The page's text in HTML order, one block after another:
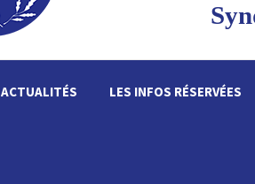
ACTUALITÉS LES INFOS RÉSERVÉES